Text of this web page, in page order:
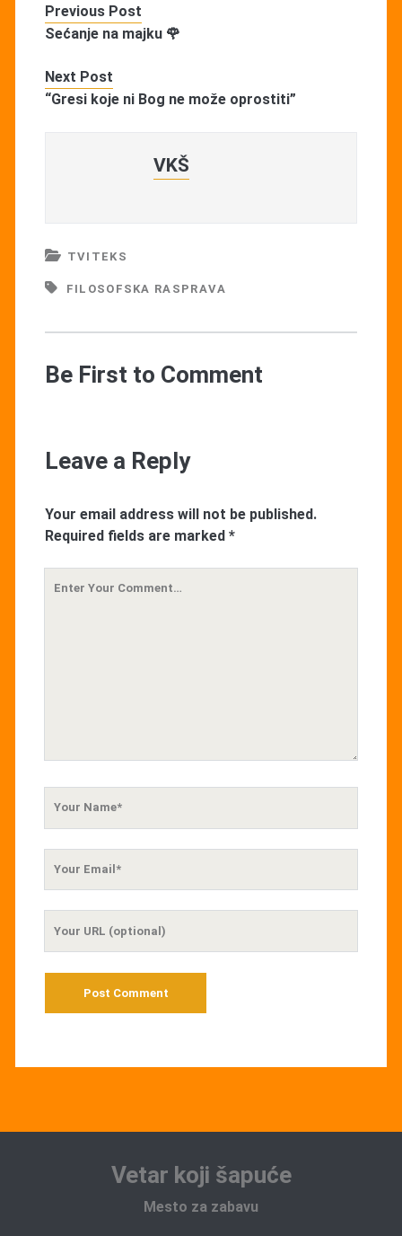
Previous Post
Sećanje na majku 🌹
Next Post
“Gresi koje ni Bog ne može oprostiti”
VKŠ
TVITEKS
FILOSOFSKA RASPRAVA
Be First to Comment
Leave a Reply
Your email address will not be published.
Required fields are marked *
Vetar koji šapuće
Mesto za zabavu